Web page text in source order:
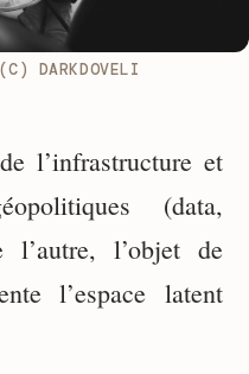
DARKDOVELI
l’infrastructure et
(data,
l’objet de
l’espace latent